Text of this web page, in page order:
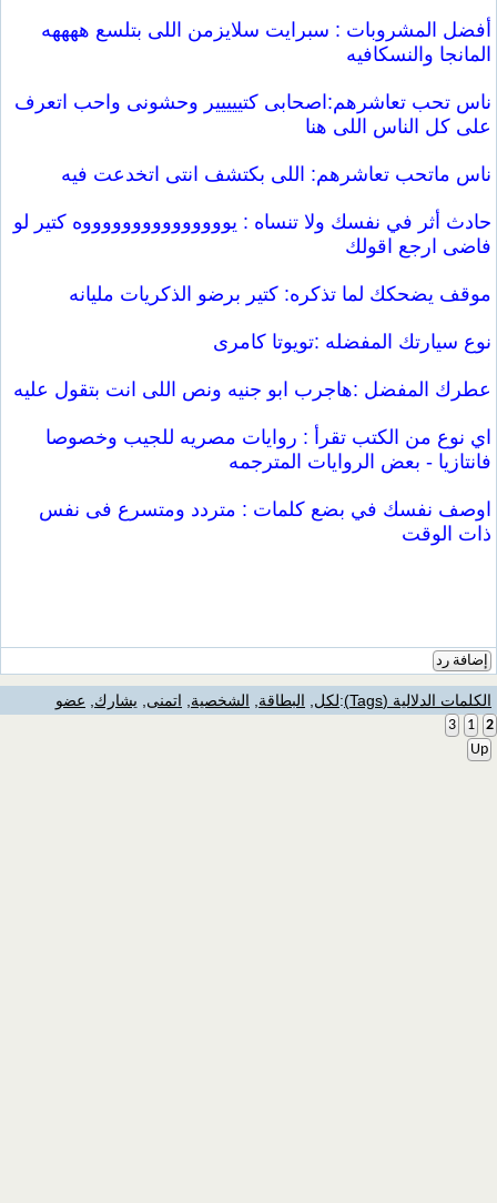
أفضل المشروبات : سبرايت سلايزمن اللى بتلسع ههههه
المانجا والنسكافيه
ناس تحب تعاشرهم:اصحابى كتييييير وحشونى واحب اتعرف
على كل الناس اللى هنا
ناس ماتحب تعاشرهم: اللى بكتشف انتى اتخدعت فيه
حادث أثر في نفسك ولا تنساه : يوووووووووووووووه كتير لو
فاضى ارجع اقولك
موقف يضحكك لما تذكره: كتير برضو الذكريات مليانه
نوع سيارتك المفضله :تويوتا كامرى
عطرك المفضل :هاجرب ابو جنيه ونص اللى انت بتقول عليه
اي نوع من الكتب تقرأ : روايات مصريه للجيب وخصوصا
فانتازيا - بعض الروايات المترجمه
اوصف نفسك في بضع كلمات : متردد ومتسرع فى نفس
ذات الوقت
إضافة رد
الكلمات الدلالية (Tags) :لكل البطاقة الشخصية اتمنى يشارك عضو
1 2
3
Up